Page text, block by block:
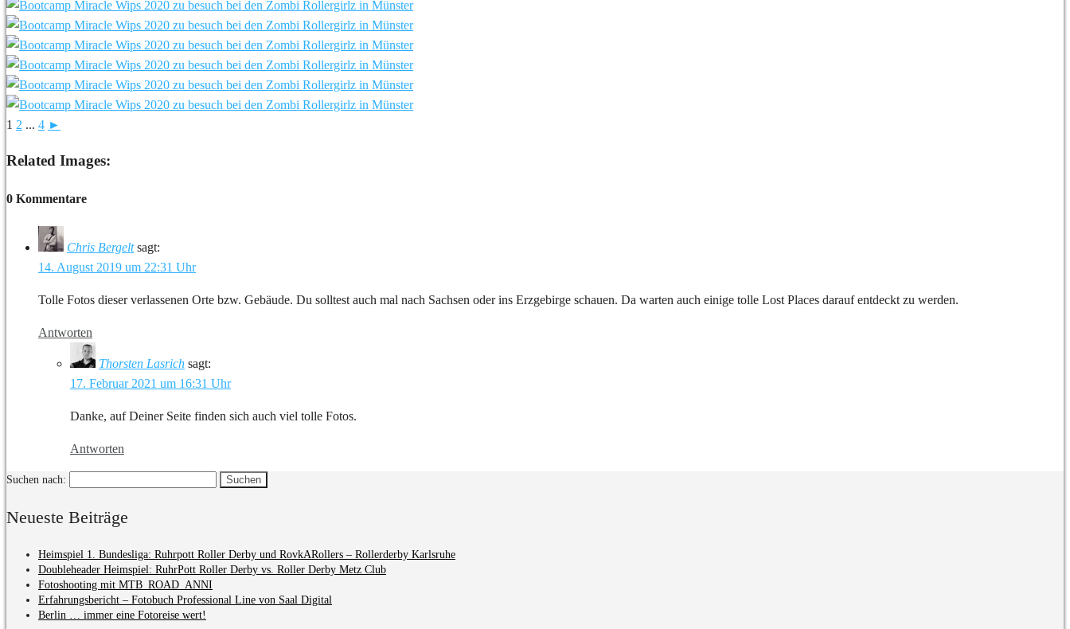
1 2 ... 4 ►
Related Images:
0 Kommentare
Chris Bergelt sagt:
14. August 2019 um 22:31 Uhr
Tolle Fotos dieser verlassenen Orte bzw. Gebäude. Du solltest auch mal nach Sachsen oder ins Erzgebirge schauen. Da warten auch einige tolle Lost Places darauf entdeckt zu werden.
Antworten
Thorsten Lasrich sagt:
17. Februar 2021 um 16:31 Uhr
Danke, auf Deiner Seite finden sich auch viel tolle Fotos.
Antworten
Suchen nach:
Neueste Beiträge
Heimspiel 1. Bundesliga: Ruhrpott Roller Derby und RovkARollers – Rollerderby Karlsruhe
Doubleheader Heimspiel: RuhrPott Roller Derby vs. Roller Derby Metz Club
Fotoshooting mit MTB_ROAD_ANNI
Erfahrungsbericht – Fotobuch Professional Line von Saal Digital
Berlin … immer eine Fotoreise wert!